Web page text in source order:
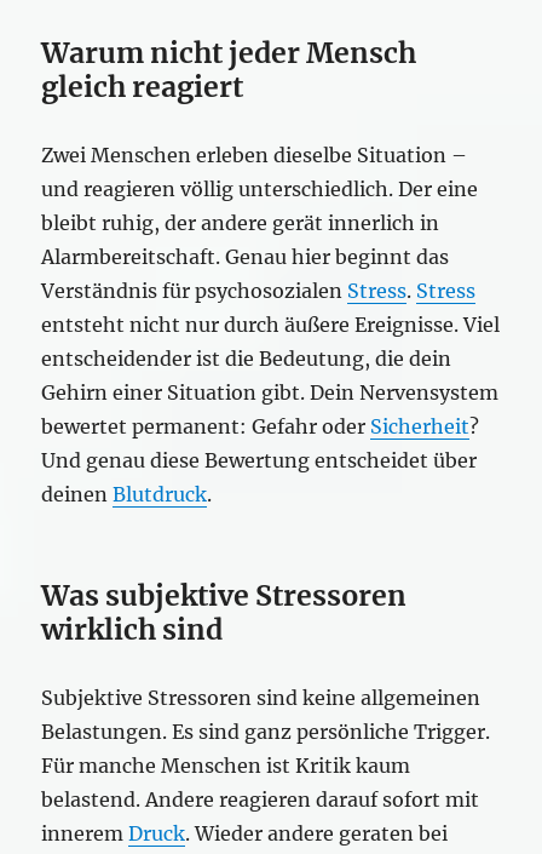
Warum nicht jeder Mensch
gleich reagiert
Zwei Menschen erleben dieselbe Situation –
und reagieren völlig unterschiedlich. Der eine
bleibt ruhig, der andere gerät innerlich in
Alarmbereitschaft. Genau hier beginnt das
Verständnis für psychosozialen Stress. Stress
entsteht nicht nur durch äußere Ereignisse. Viel
entscheidender ist die Bedeutung, die dein
Gehirn einer Situation gibt. Dein Nervensystem
bewertet permanent: Gefahr oder Sicherheit?
Und genau diese Bewertung entscheidet über
deinenBlutdruck.
Was subjektive Stressoren
wirklich sind
Subjektive Stressoren sind keine allgemeinen
Belastungen. Es sind ganz persönliche Trigger.
Für manche Menschen ist Kritik kaum
belastend. Andere reagieren darauf sofort mit
inneremDruck. Wieder andere geraten bei